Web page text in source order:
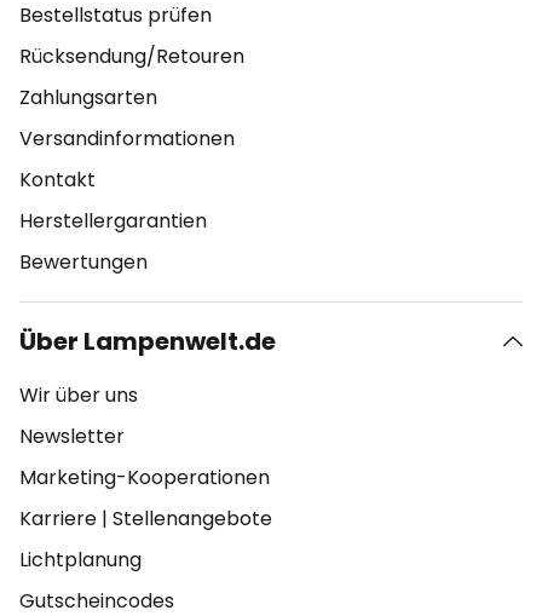
Bestellstatus prüfen
Rücksendung/Retouren
Zahlungsarten
Versandinformationen
Kontakt
Herstellergarantien
Bewertungen
Über Lampenwelt.de
Wir über uns
Newsletter
Marketing-Kooperationen
Karriere | Stellenangebote
Lichtplanung
Gutscheincodes